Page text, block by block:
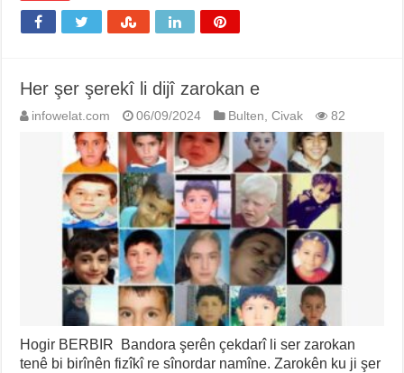
Her şer şerekî li dijî zarokan e
infowelat.com 06/09/2024 Bulten ,Civak 82
Hogir BERBIR Bandora şerên çekdarî li ser zarokan
tenê bi birînên fizîkî re sînordar namîne. Zarokên ku ji şer